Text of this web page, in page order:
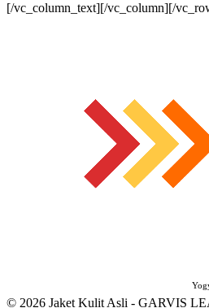
[/vc_column_text][/vc_column][/
© 2026 Jaket Kulit Asli - GARVIS